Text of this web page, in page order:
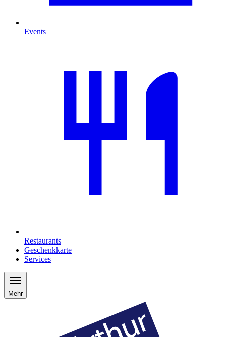
Events
Restaurants
Geschenkkarte
Services
Mehr